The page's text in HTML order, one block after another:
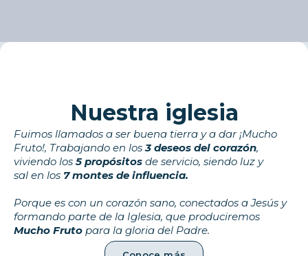
Nuestra iglesia
Fuimos llamados a ser buena tierra y a dar ¡Mucho
Fruto!, Trabajando en los3 deseos del corazón,
viviendo los5 propósitos de servicio, siendo luz y
sal en los 7 montes de influencia.
Porque es con un corazón sano, conectados a Jesús y
formando parte de la Iglesia, que produciremos
Mucho Fruto para la gloria del Padre.